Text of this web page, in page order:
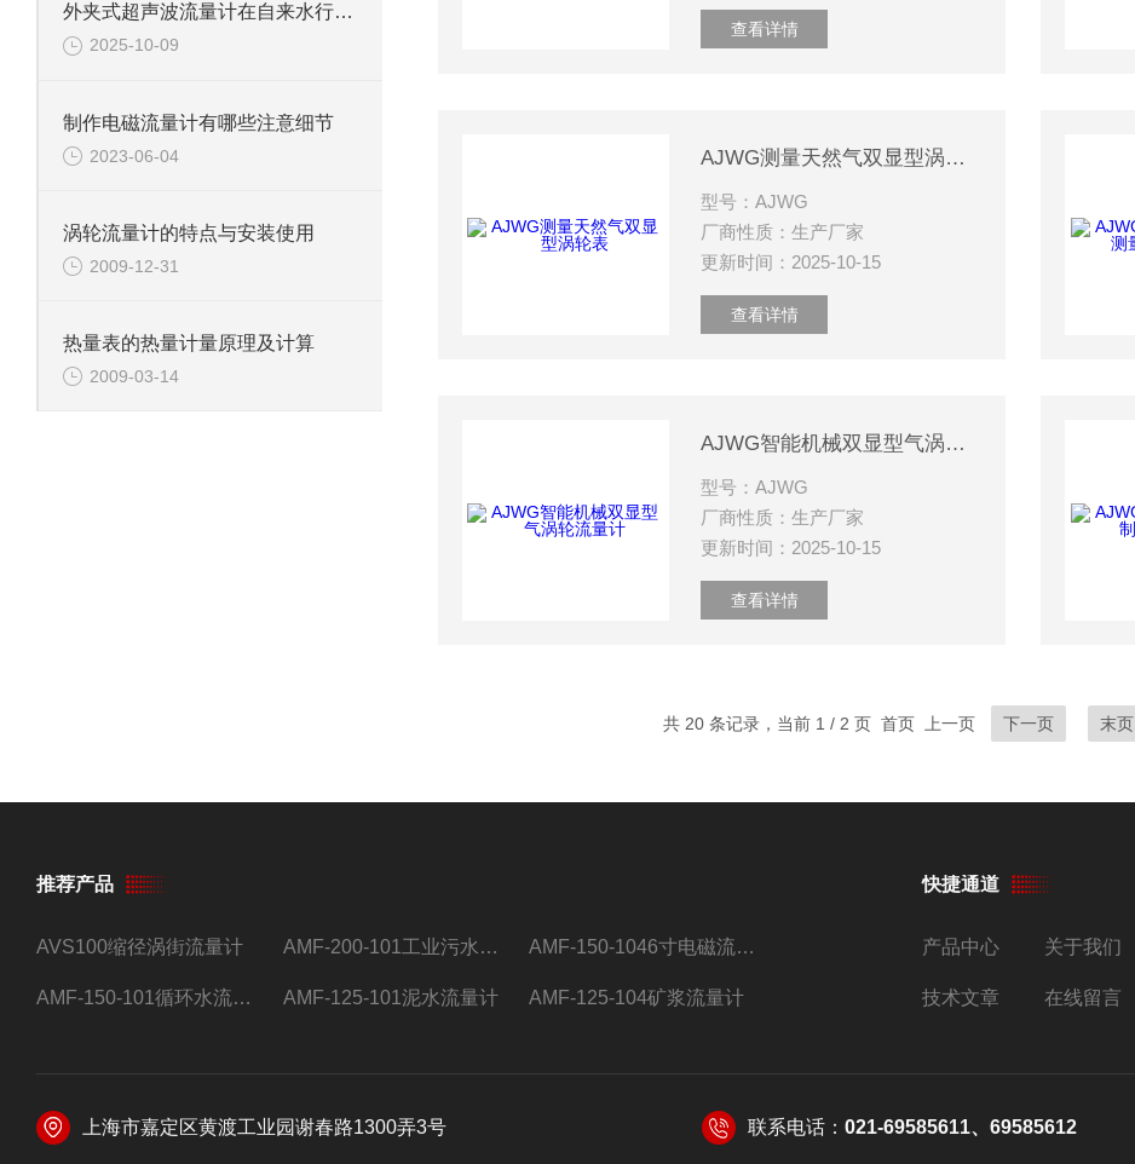
外夹式超声波流量计在自来水行业的广泛应用
2025-10-09
制作电磁流量计有哪些注意细节
2023-06-04
涡轮流量计的特点与安装使用
2009-12-31
热量表的热量计量原理及计算
2009-03-14
查看详情
AJWG测量天然气双显型涡轮表
型号：AJWG
厂商性质：生产厂家
更新时间：2025-10-15
查看详情
AJWG智能机械双显型气涡轮流量计
型号：AJWG
厂商性质：生产厂家
更新时间：2025-10-15
查看详情
共 20 条记录，当前 1 / 2 页 首页 上一页 下一页 末页
推荐产品
AVS100缩径涡街流量计 AMF-200-101工业污水流量计 AMF-150-1046寸电磁流量计
AMF-150-101循环水流量计,电磁流量计 AMF-125-101泥水流量计 AMF-125-104矿浆流量计
快捷通道
产品中心 关于我们
技术文章 在线留言
上海市嘉定区黄渡工业园谢春路1300弄3号 联系电话： 021-69585611、69585612